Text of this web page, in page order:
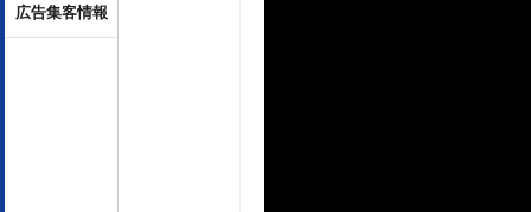
広告集客情報